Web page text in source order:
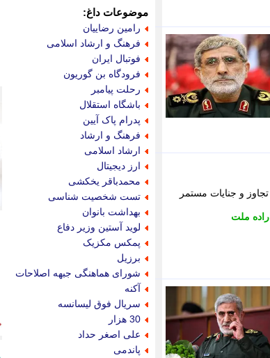
و جنایات مستمر
اراده ملت
موضوعات داغ:
رامین رضاییان
فرهنگ و ارشاد اسلامی
فوتبال ایران
فرودگاه بن گوریون
رحلت پیامبر
باشگاه استقلال
پدرام پاک آیین
فرهنگ و ارشاد
ارشاد اسلامی
ارز دیجیتال
محمدباقر یخکشی
تست شخصیت شناسی
بهداشت بانوان
لوید آستین وزیر دفاع
پمکس مکزیک
برزیل
شورای هماهنگی جبهه اصلاحات
آکنه
سریال فوق لیسانسه
30 هزار
علی اصغر حداد
پاندمی